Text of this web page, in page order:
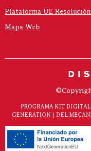
Plataforma UE
Mapa Web
PROGRAMA KIT
GENERATION | DEL